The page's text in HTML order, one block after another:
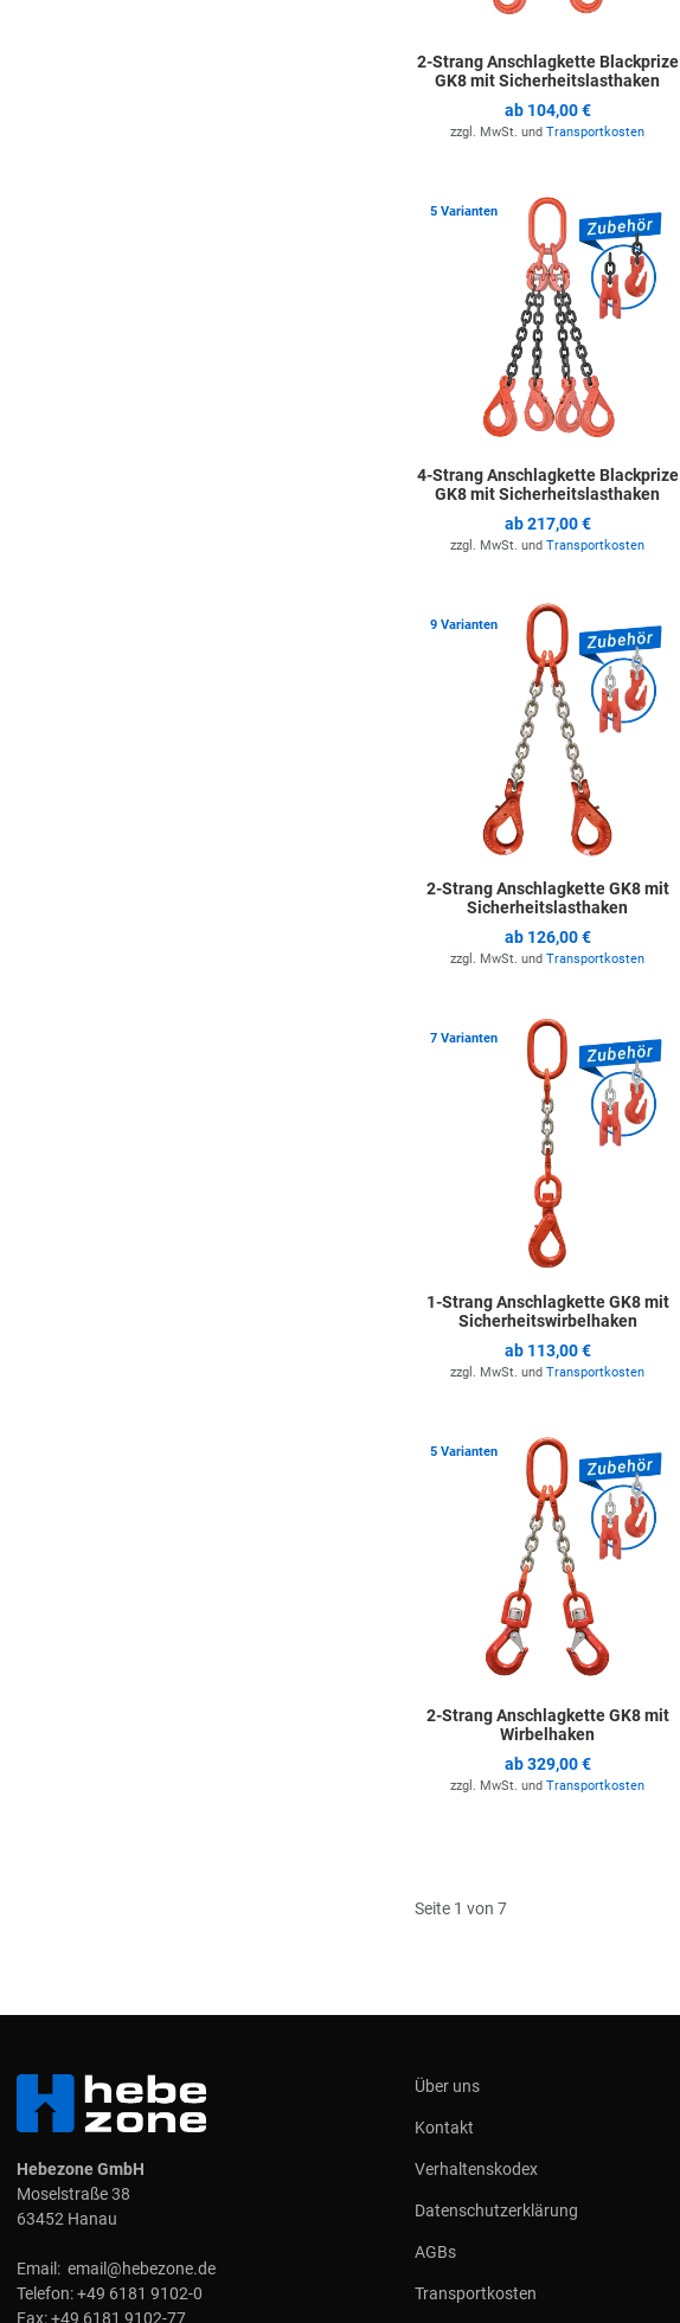
2-Strang Anschlagkette Blackprize
GK8 mit Sicherheitslasthaken
ab 104,00 €
zzgl. MwSt. und Transportkosten
5 Varianten
4-Strang Anschlagkette Blackprize
GK8 mit Sicherheitslasthaken
ab217,00 €
zzgl. MwSt. und Transportkosten
9 Varianten
2-Strang Anschlagkette GK8 mit
Sicherheitslasthaken
ab 126,00 €
zzgl. MwSt. und Transportkosten
7 Varianten
1-Strang Anschlagkette GK8 mit
Sicherheitswirbelhaken
ab 113,00 €
zzgl. MwSt. und Transportkosten
5 Varianten
2-Strang Anschlagkette GK8 mit
Wirbelhaken
ab329,00 €
zzgl. MwSt. und Transportkosten
Seite 1 von 7
Hebezone GmbH
Moselstraße 38
63452 Hanau
Email: email@hebezone.de
Telefon:+49 6181 9102-0
Fax:+49 6181 9102-77
Über uns
Kontakt
Verhaltenskodex
Datenschutzerklärung
AGBs
Transportkosten